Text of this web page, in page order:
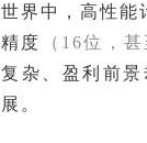
世界中，高性能
精度
（16位，
复杂、盈利前
展。